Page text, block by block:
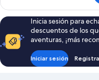
Inicia sesión para
descuentos de los
aventuras, ¡más
Iniciar sesión